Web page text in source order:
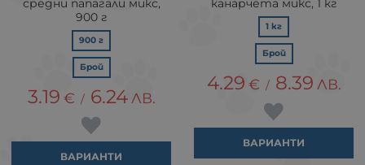
средни папагали микс,
900 г
900 г
Брой
3.19 € / 6.24 ЛВ.
ВАРИАНТИ
канарчета микс, 1 кг
1 кг
Брой
4.29 € / 8.39 ЛВ.
ВАРИАНТИ